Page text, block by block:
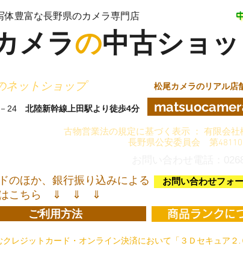
体豊富な長野県のカメラ専門店
メラの中古ショッ
ネットショップ 松尾カメラのリアル店
－24 北陸新幹線上田駅より徒歩4分
古物営業法の規定に基づく表示 ： 有限会社
長野県公安委員会 第
のほか、銀行振り込みによる
はこちら ⇓ ⇓ ⇓
ご利用方法
お問い合わせフォ
商品ランクに
レジットカード・オンライン決済において「３Ｄセキュア２.